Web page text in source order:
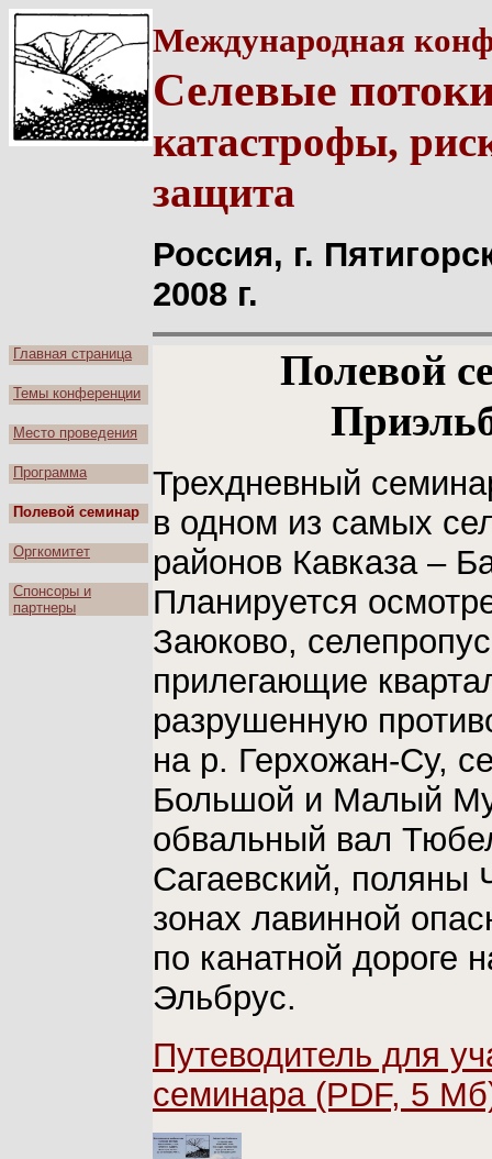
Международная
Селевые
катастрофы,
защита
Россия, г.
2008 г.
Главная страница
Темы конференции
Место проведения
Программа
Полевой семинар
Оргкомитет
Спонсоры и
партнеры
Полевой
Трехдневный
в одном из самых
районов Кавказа –
Планируется
Заюково,
прилегающие
разрушенную
на р. Герхожан-Су,
Большой и Малый
обвальный вал
Сагаевский, поляны
зонах лавинной
по канатной дороге
Эльбрус.
Путеводитель для
семинара (PDF, 5